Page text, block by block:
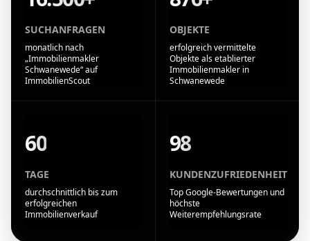
SUCHANFRAGEN
monatlich nach
„Immobilienmakler
Schwanewede“ auf
ImmobilienScout
OBJEKTE
erfolgreich vermittelte
Objekte als etablierter
Immobilienmakler in
Schwanewede
60
TAGE
durchschnittlich bis zum
erfolgreichen
Immobilienverkauf
98
KUNDENZUFRIEDENHEIT
Top Google-Bewertungen und
höchste
Weiterempfehlungsrate